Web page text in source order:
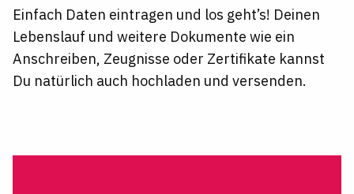
Einfach Daten eintragen und los geht’s! Deinen
Lebenslauf und weitere Dokumente wie ein
Anschreiben, Zeugnisse oder Zertifikate kannst
Du natürlich auch hochladen und versenden.